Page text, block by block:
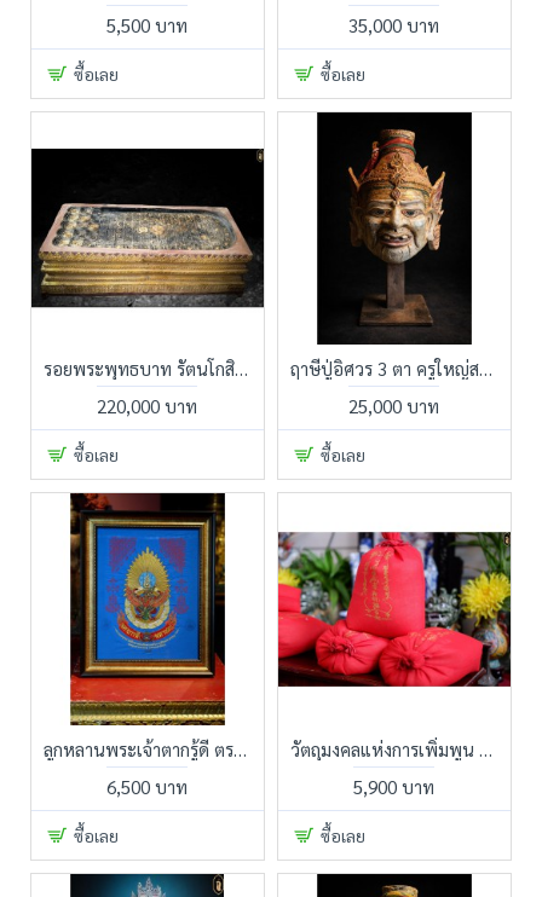
5,500 บาท
ซื้อเลย
35,000 บาท
ซื้อเลย
รอยพระพุทธบาท รัตนโกสินทร์โบราณ ของเก่าเก็บตกทอดแต่ช้านานขาดผู้ดูแล หาผู้ศรัทธานำคืนสู่พระศาสนา ให้อยู่ยงคงตลอดกาล
220,000 บาท
ซื้อเลย
ฤาษีปู่อิศวร 3 ตา ครูใหญ่สายลึก ของผู้ถือครูจริง
25,000 บาท
ซื้อเลย
ลูกหลานพระเจ้าตากรู้ดี ตรามหาเดช มหาอำนาจ มหาบารมี จำนวนการสร้าง 50 ผืน งานปักผ้าประทับตราวัด หมายเลข 34,37,47 สร้างในโอกาส ฉลอง 250 ปี กรุงธนบุรี ปี 2561 พิธีใหญ่ วัดอรุณราชวราราม กรุงเทพฯ
6,500 บาท
ซื้อเลย
วัตถุมงคลแห่งการเพิ่มพูน ฮู้ปี้เปา ถุงยันต์บรรจุข้าวสารมงคล ผ่านพิธีมหามงคลฤกษ์ดียามดี เหล่าเทพเซียนเปิดทาง
5,900 บาท
ซื้อเลย